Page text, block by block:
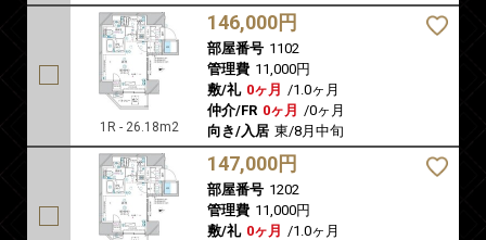
1R - 26.18m2
146,000円
部屋番号 1102
管理費 11,000円
敷/礼 0ヶ月 /1.0ヶ月
仲介/FR 0ヶ月 /0ヶ月
向き/入居 東/8月中旬
147,000円
部屋番号 1202
管理費 11,000円
敷/礼 0ヶ月 /1.0ヶ月